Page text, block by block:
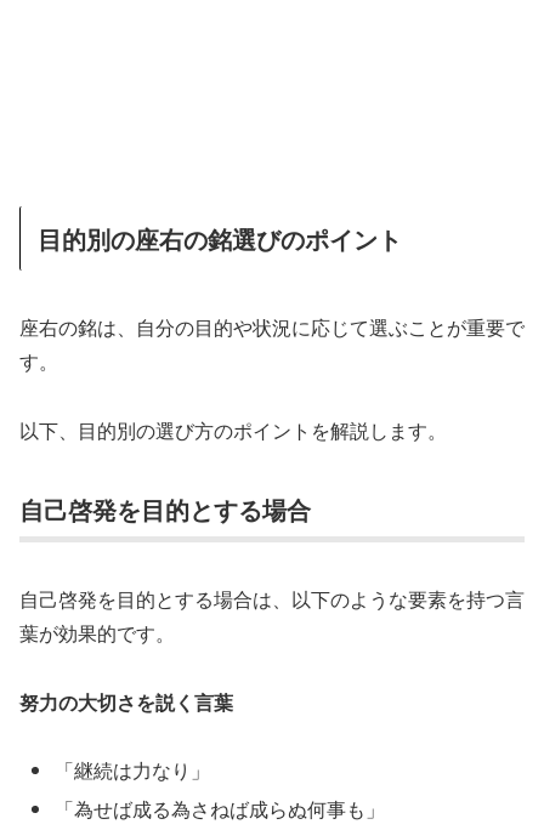
目的別の座右の銘選びのポイント
座右の銘は、自分の目的や状況に応じて選ぶことが重要で
す。
以下、目的別の選び方のポイントを解説します。
自己啓発を目的とする場合
自己啓発を目的とする場合は、以下のような要素を持つ言
葉が効果的です。
努力の大切さを説く言葉
「継続は力なり」
「為せば成る為さねば成らぬ何事も」